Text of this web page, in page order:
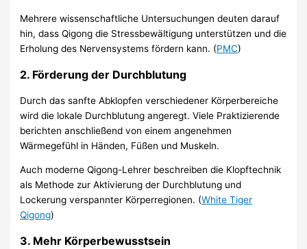
Mehrere wissenschaftliche Untersuchungen deuten darauf
hin, dass Qigong die Stressbewältigung unterstützen und die
Erholung des Nervensystems fördern kann. (PMC)
2. Förderung der Durchblutung
Durch das sanfte Abklopfen verschiedener Körperbereiche
wird die lokale Durchblutung angeregt. Viele Praktizierende
berichten anschließend von einem angenehmen
Wärmegefühl in Händen, Füßen und Muskeln.
Auch moderne Qigong-Lehrer beschreiben die Klopftechnik
als Methode zur Aktivierung der Durchblutung und
Lockerung verspannter Körperregionen. (White Tiger
Qigong)
3. Mehr Körperbewusstsein